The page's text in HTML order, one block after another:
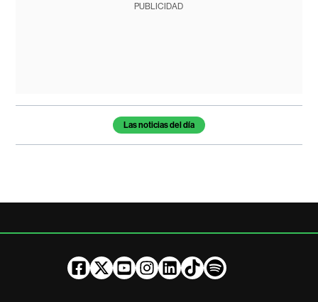
PUBLICIDAD
Temas de este artículoLas noticias del día